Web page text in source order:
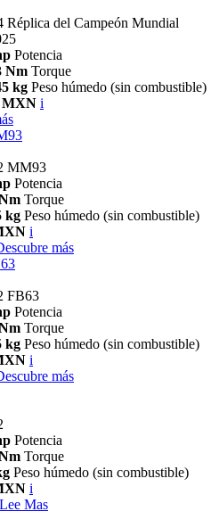
Réplica del Campeón Mundial
Potencia
Nm Torque
kg Peso húmedo (sin combustible)
MXN i
MM93
Potencia
Torque
kg Peso húmedo (sin combustible)
i
más
FB63
Potencia
Torque
kg Peso húmedo (sin combustible)
i
más
Potencia
Torque
Peso húmedo (sin combustible)
i
Lee Mas